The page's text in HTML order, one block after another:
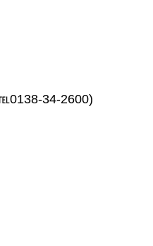
34-2600)